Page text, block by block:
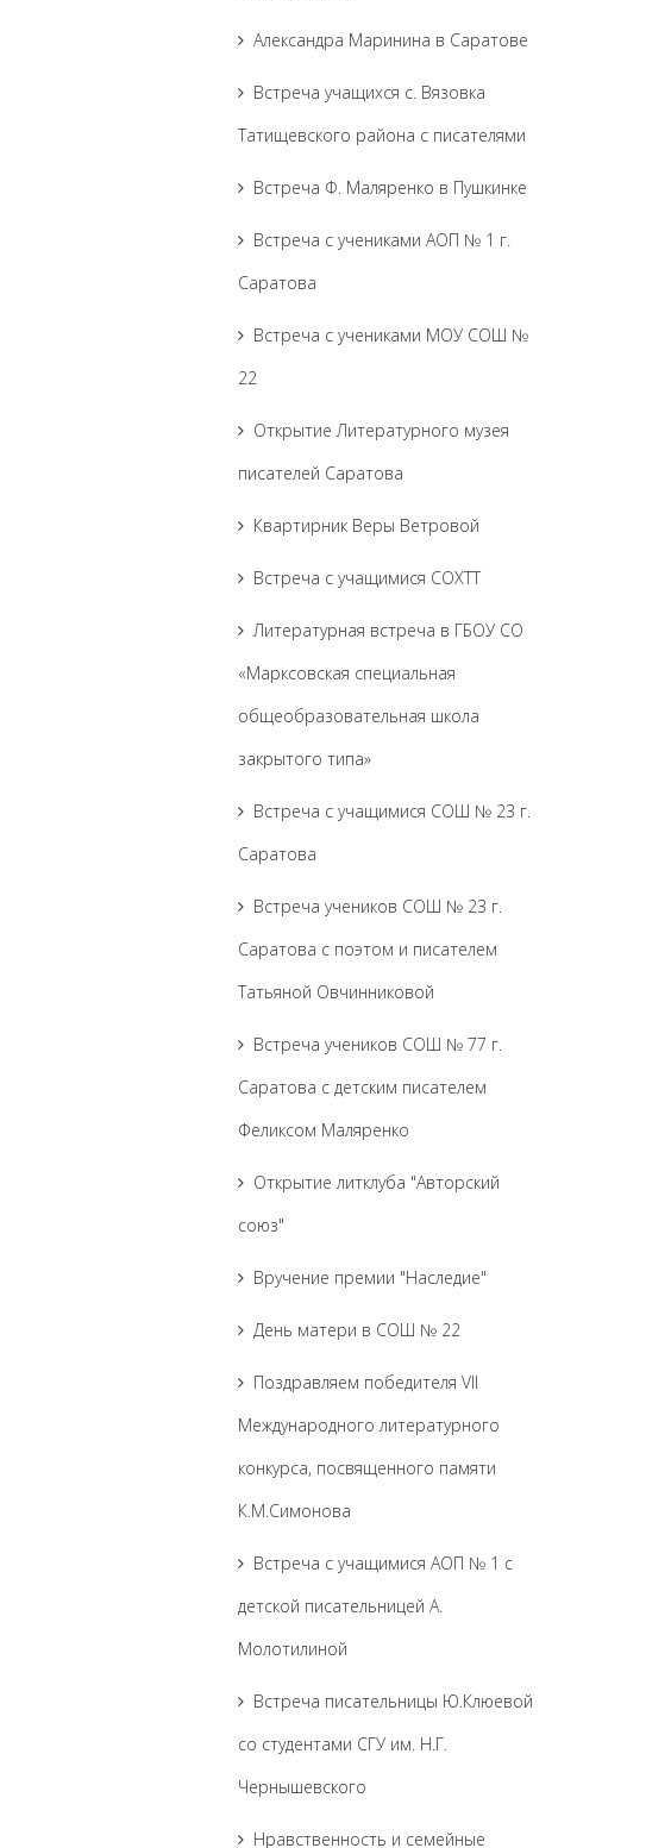
Александра Маринина в Саратове
Встреча учащихся с. Вязовка
Татищевского района с писателями
Встреча Ф. Маляренко в Пушкинке
Встреча с учениками АОП № 1 г.
Саратова
Встреча с учениками МОУ СОШ №
22
Открытие Литературного музея
писателей Саратова
Квартирник Веры Ветровой
Встреча с учащимися СОХТТ
Литературная встреча в ГБОУ СО
«Марксовская специальная
общеобразовательная школа
закрытого типа»
Встреча с учащимися СОШ № 23 г.
Саратова
Встреча учеников СОШ № 23 г.
Саратова с поэтом и писателем
Татьяной Овчинниковой
Встреча учеников СОШ № 77 г.
Саратова с детским писателем
Феликсом Маляренко
Открытие литклуба "Авторский
союз"
Вручение премии "Наследие"
День матери в СОШ № 22
Поздравляем победителя VII
Международного литературного
конкурса, посвященного памяти
К.М.Симонова
Встреча с учащимися АОП № 1 с
детской писательницей А.
Молотилиной
Встреча писательницы Ю.Клюевой
со студентами СГУ им. Н.Г.
Чернышевского
Нравственность и семейные